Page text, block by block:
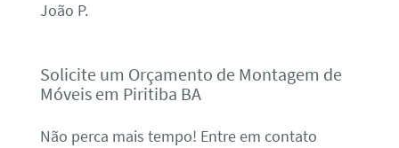
João P.
Solicite um Orçamento de Montagem de
Móveis em Piritiba BA
Não perca mais tempo! Entre em contato